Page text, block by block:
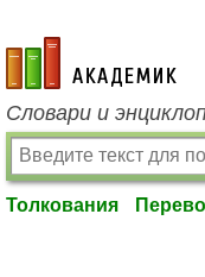
academic.ru
Словари и
Толкования